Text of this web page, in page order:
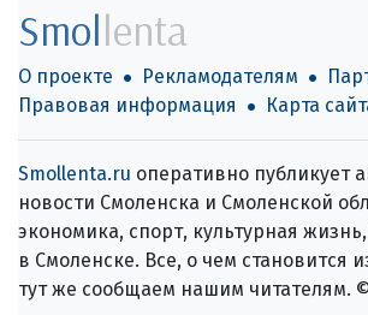
Smollenta
О проекте Рекламодателям
Правовая информация
Карта
Smollenta.ru оперативно публикует
новости Смоленска и Смоленской
экономика, спорт, культурная
в Смоленске. Все, о чем становится
тут же сообщаем нашим читателям.